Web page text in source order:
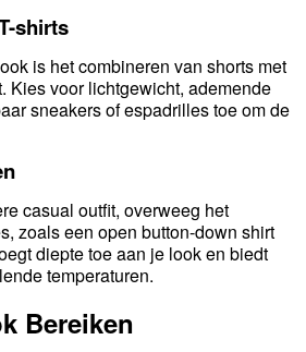
shirts
is het combineren van shorts met
Kies voor lichtgewicht, ademende
sneakers of espadrilles toe om de
casual outfit, overweeg het
zoals een open button-down shirt
diepte toe aan je look en biedt
temperaturen.
Bereiken